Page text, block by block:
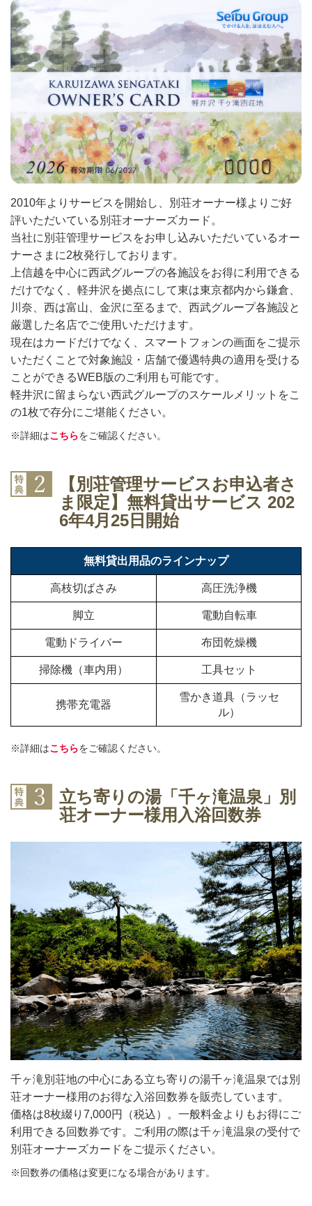
2010年よりサービスを開始し、別荘オーナー様よりご好
評いただいている別荘オーナーズカード。
当社に別荘管理サービスをお申し込みいただいているオー
ナーさまに2枚発行しております。
上信越を中心に西武グループの各施設をお得に利用できる
だけでなく、軽井沢を拠点にして東は東京都内から鎌倉、
川奈、西は富山、金沢に至るまで、西武グループ各施設と
厳選した名店でご使用いただけます。
現在はカードだけでなく、スマートフォンの画面をご提示
いただくことで対象施設・店舗で優遇特典の適用を受ける
ことができるWEB版のご利用も可能です。
軽井沢に留まらない西武グループのスケールメリットをこ
の1枚で存分にご堪能ください。
※詳細はこちらをご確認ください。
【別荘管理サービスお申込者さ
ま限定】無料貸出サービス 202
6年4月25日開始
無料貸出用品のラインナップ
高枝切ばさみ 高圧洗浄機
脚立 電動自転車
電動ドライバー 布団乾燥機
掃除機（車内用） 工具セット
携帯充電器
雪かき道具（ラッセ
ル）
※詳細はこちらをご確認ください。
立ち寄りの湯「千ヶ滝温泉」別
荘オーナー様用入浴回数券
千ヶ滝別荘地の中心にある立ち寄りの湯千ヶ滝温泉では別
荘オーナー様用のお得な入浴回数券を販売しています。
価格は8枚綴り7,000円（税込）。一般料金よりもお得にご
利用できる回数券です。ご利用の際は千ヶ滝温泉の受付で
別荘オーナーズカードをご提示ください。
※回数券の価格は変更になる場合があります。